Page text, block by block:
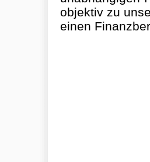
objektiv zu
einen